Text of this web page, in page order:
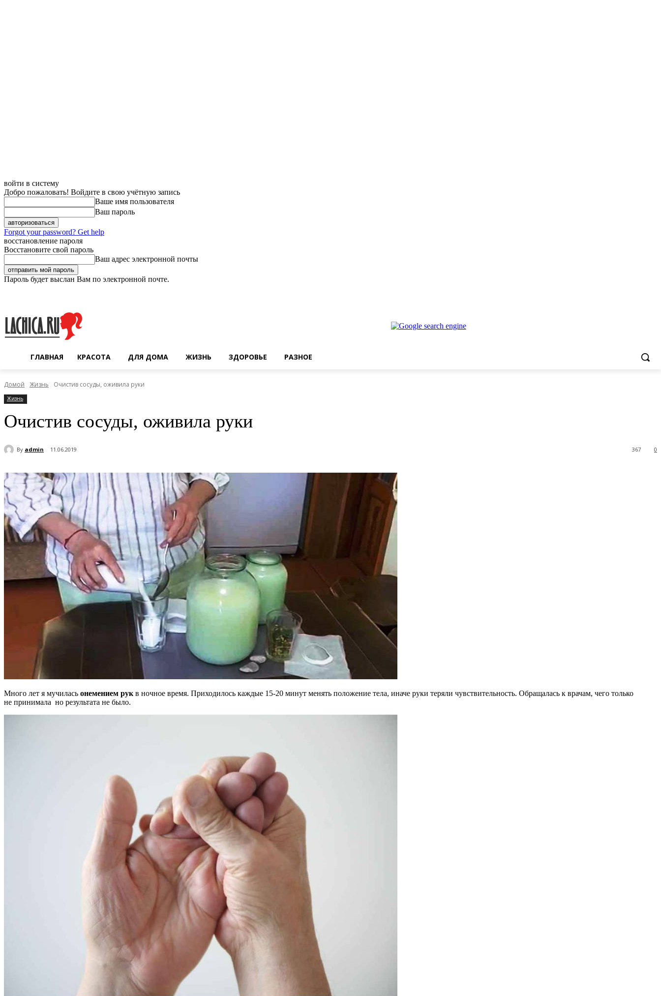
войти в систему
Добро пожаловать! Войдите в свою учётную запись
Ваше имя пользователя
Ваш пароль
Forgot your password? Get help
восстановление пароля
Восстановите свой пароль
Ваш адрес электронной почты
Пароль будет выслан Вам по электронной почте.
ГЛАВНАЯ КРАСОТА ДЛЯ ДОМА ЖИЗНЬ ЗДОРОВЬЕ РАЗНОЕ
Домой Жизнь Очистив сосуды, оживила руки
Жизнь
Очистив сосуды, оживила руки
By admin 11.06.2019 0
367
Много лет я мучилась онемением рук в ночное время. Приходилось каждые 15-20 минут менять положение тела, иначе руки теряли чувствительность. Обращалась к врачам, чего только
не принимала но результата не было.